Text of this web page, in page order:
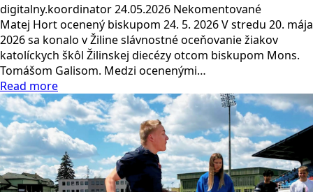
digitalny.koordinator24.05.2026 Nekomentované
Matej Hort ocenený biskupom 24. 5. 2026 V stredu 20. mája
2026 sa konalo v Žiline slávnostné oceňovanie žiakov
katolíckych škôl Žilinskej diecézy otcom biskupom Mons.
Tomášom Galisom. Medzi ocenenými…
Read more